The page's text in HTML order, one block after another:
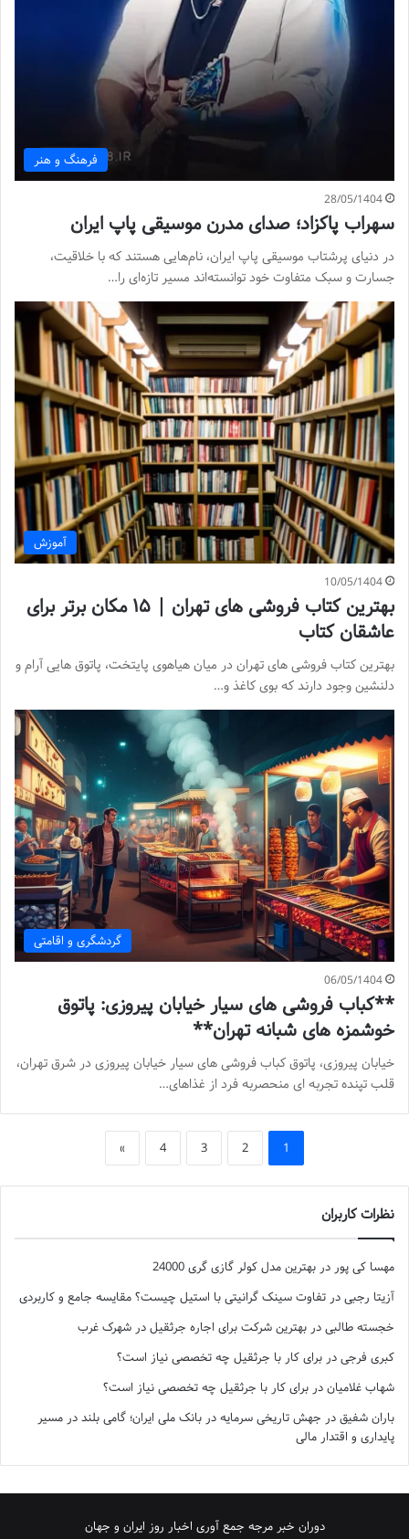
فرهنگ و هنر
28/05/1404
سهراب پاکزاد؛ صدای مدرن موسیقی پاپ ایران
در دنیای پرشتاب موسیقی پاپ ایران، نام‌هایی هستند که با خلاقیت،
جسارت و سبک متفاوت خود توانسته‌اند مسیر تازه‌ای را…
آموزش
10/05/1404
بهترین کتاب فروشی های تهران | ۱۵ مکان برتر برای
عاشقان کتاب
بهترین کتاب فروشی های تهران در میان هیاهوی پایتخت، پاتوق هایی آرام و
دلنشین وجود دارند که بوی کاغذ و…
گردشگری و اقامتی
06/05/1404
**کباب فروشی های سیار خیابان پیروزی: پاتوق
خوشمزه های شبانه تهران**
خیابان پیروزی، پاتوق کباب فروشی های سیار خیابان پیروزی در شرق تهران،
قلب تپنده تجربه ای منحصربه فرد از غذاهای…
1
2
3
4
»
نظرات کاربران
مهسا کی پور در بهترین مدل کولر گازی گری 24000
آزیتا رجبی در تفاوت سینک گرانیتی با استیل چیست؟ مقایسه جامع و کاربردی
خجسته طالبی در بهترین شرکت برای اجاره جرثقیل در شهرک غرب
کبری فرجی در برای کار با جرثقیل چه تخصصی نیاز است؟
شهاب غلامیان در برای کار با جرثقیل چه تخصصی نیاز است؟
باران شفیق در جهش تاریخی سرمایه در بانک ملی ایران؛ گامی بلند در مسیر
پایداری و اقتدار مالی
دوران خبر مرجه جمع آوری اخبار روز ایران و جهان